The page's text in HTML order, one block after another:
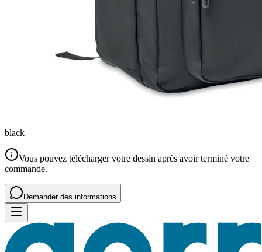
black
Vous pouvez télécharger votre dessin après avoir terminé votre
commande.
Demander des informations